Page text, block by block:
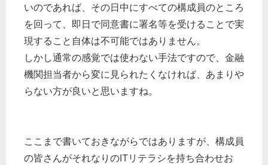
いのであれば、その日中にすべての構成員のところ
を回って、即日で同意書に署名等を受けることで実
現すること自体は不可能ではありません。
しかし通常の感覚では使わない手法ですので、金融
機関担当者から変に見られたくなければ、あまりや
らない方が良いと思いますね。
ここまで書いておきながらではありますが、構成員
の皆さんがそれなりのITリテラシを持ち合わせお